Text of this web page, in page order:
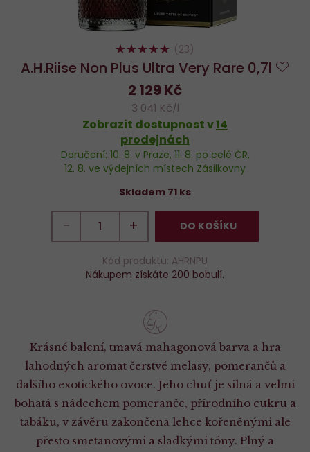
A.H.Riise Non Plus Ultra Very Rare 0,7l
100% (23)
Krásné balení, tmavá mahagonová barva a hra
lahodných aromat čerstvé melasy, pomerančů a
dalšího exotického ovoce. Jeho chuť je silná a velmi
bohatá s nádechem pomeranče, přírodního cukru a
tabáku, v závěru zakončena lehce kořeněnými ale
přesto smetanovými a sladkými tóny. Plný a
2 129 Kč
3 041 Kč/l
Zobrazit dostupnost v14
prodejnách
Doručení: 10. 8. v Praze, 11. 8. po celé ČR,
12. 8. ve výdejních místech Zásilkovny
Skladem 71 ks
− + DO KOŠÍKU
Kód produktu: AHRNPU
Nákupem získáte 200 bobulí.